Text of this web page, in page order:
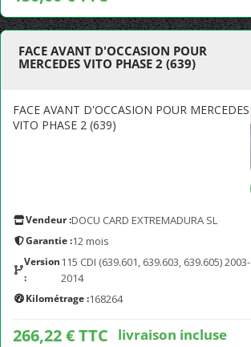
FACE AVANT D'OCCASION POUR
MERCEDES VITO PHASE 2 (639)
FACE AVANT D'OCCASION POUR MERCEDES
VITO PHASE 2 (639)
Vendeur :DOCU CARD EXTREMADURA SL
Garantie :12 mois
Version
:
115 CDI (639.601, 639.603, 639.605) 2003-
2014
Kilométrage :168264
266,22 € TTC livraison incluse